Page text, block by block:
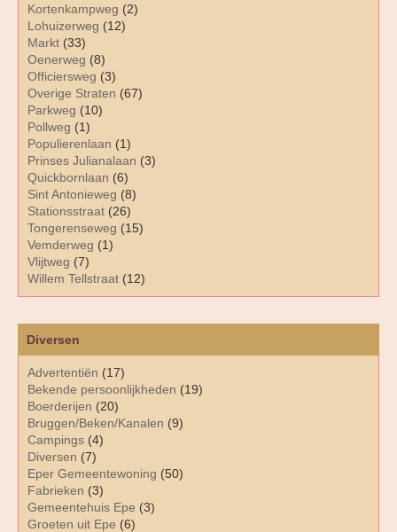
Diversen
Advertentiën (17)
Bekende persoonlijkheden (19)
Boerderijen (20)
Bruggen/Beken/Kanalen (9)
Campings (4)
Diversen (7)
Eper Gemeentewoning (50)
Fabrieken (3)
Gemeentehuis Epe (3)
Groeten uit Epe (6)
Kortenkampweg (2)
Lohuizerweg (12)
Markt (33)
Oenerweg (8)
Officiersweg (3)
Overige Straten (67)
Parkweg (10)
Pollweg (1)
Populierenlaan (1)
Prinses Julianalaan (3)
Quickbornlaan (6)
Sint Antonieweg (8)
Stationsstraat (26)
Tongerenseweg (15)
Vemderweg (1)
Vlijtweg (7)
Willem Tellstraat (12)